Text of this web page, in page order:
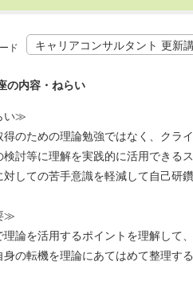
ド キャリアコンサルタント 更新
の内容・ねらい
い≫
得のための理論勉強ではなく、クラ
検討等に理解を実践的に活用できる
対しての苦手意識を軽減して自己研
≫
理論を活用するポイントを理解して
身の転機を理論にあてはめて整理す